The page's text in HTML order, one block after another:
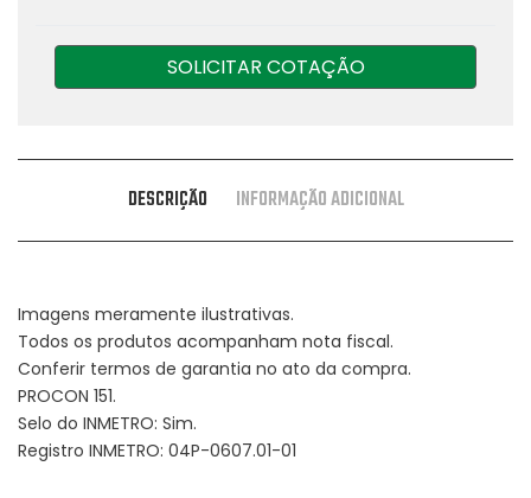
SOLICITAR COTAÇÃO
DESCRIÇÃO INFORMAÇÃO ADICIONAL
Imagens meramente ilustrativas.
Todos os produtos acompanham nota fiscal.
Conferir termos de garantia no ato da compra.
PROCON 151.
Selo do INMETRO: Sim.
Registro INMETRO: 04P-0607.01-01